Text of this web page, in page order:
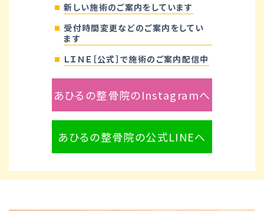
新しい施術のご案内をしています
受付時間変更などのご案内をしてい
ます
ＬＩＮＥ［公式］で施術のご案内配信中
あひるの整骨院のInstagramへ
あひるの整骨院の公式LINEへ